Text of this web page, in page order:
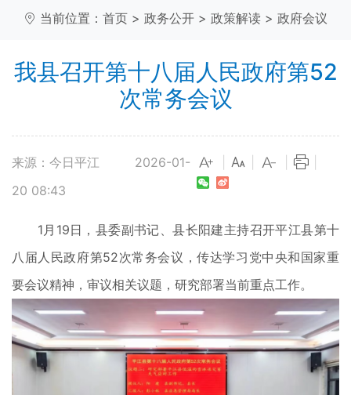
当前位置： 首页 > 政务公开 > 政策解读 > 政府会议
我县召开第十八届人民政府第52
次常务会议
来源：今日平江
2026-01-
20 08:43
1月19日，县委副书记、县长阳建主持召开平江县第十
八届人民政府第52次常务会议，传达学习党中央和国家重
要会议精神，审议相关议题，研究部署当前重点工作。